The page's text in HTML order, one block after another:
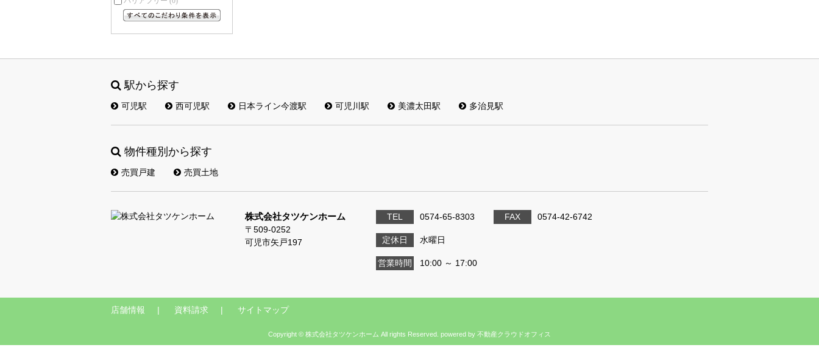
駅から探す
可児駅 西可児駅 日本ライン今渡駅 可児川駅 美濃太田駅 多治見駅
物件種別から探す
売買戸建 売買土地
株式会社タツケンホーム
〒509-0252
可児市矢戸197
TEL 0574-65-8303 FAX 0574-42-6742
定休日 水曜日
営業時間 10:00 ～ 17:00
店舗情報 資料請求 サイトマップ
Copyright © 株式会社タツケンホーム All rights Reserved. powered by 不動産クラウドオフィス